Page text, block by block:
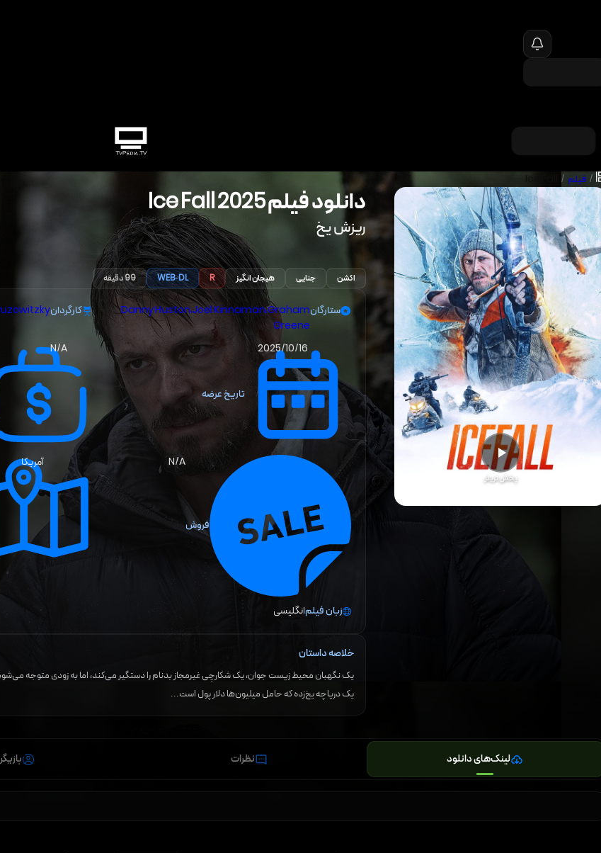
/ فیلم /
دانلود فیلم2025
Ice Fall
ریزش یخ
پخش تریلر
اکشن جنایی هیجان انگیز R
WEB-DL 99 دقیقه
ستارگان Danny Huston،Joel Kinnaman،Graham
Greene
کارگردان
تاریخ عرضه
2025/10/16
N/A
فروش
N/A آمریکا
زبان فیلمانگلیسی
خلاصه داستان
یک نگهبان محیط زیست جوان، یک شکارچی غیرمجاز بدنام را دستگیر می‌کند، اما به زودی متوجه
یک دریاچه یخ‌زده که حامل میلیون‌ها دلار پول است...
لینک‌های دانلود نظرات